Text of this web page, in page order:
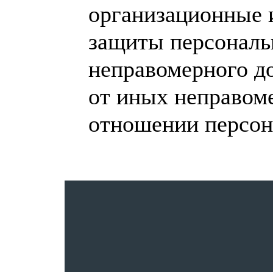
организационные
защиты
неправомерного
от иных
отношении